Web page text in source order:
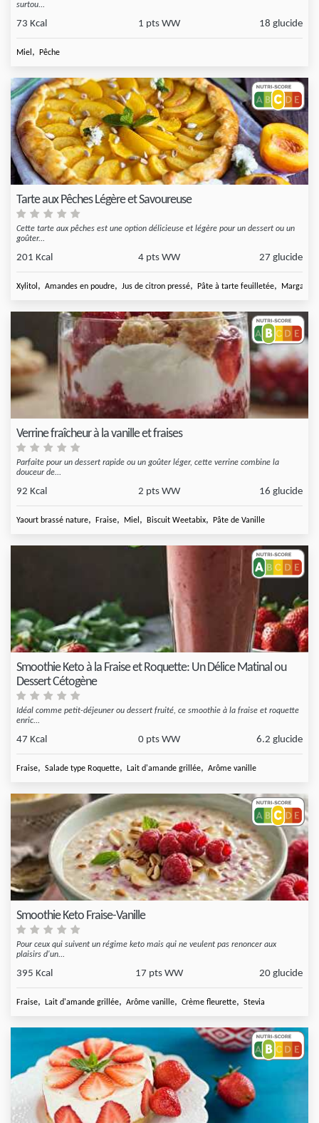
surtou...
73 Kcal 1 pts WW 18 glucide
Miel , Pêche
Tarte aux Pêches Légère et Savoureuse
Cette tarte aux pêches est une option délicieuse et légère pour un dessert ou un
goûter...
201 Kcal 4 pts WW 27 glucide
Xylitol , Amandes en poudre, Jus de citron pressé, Pâte à tarte feuilletée,
Verrine fraîcheur à la vanille et fraises
Parfaite pour un dessert rapide ou un goûter léger, cette verrine combine la
douceur de...
92 Kcal 2 pts WW 16 glucide
Yaourt brassé nature, Fraise, Miel , Biscuit Weetabix, Pâte de Vanille
Smoothie Keto à la Fraise et Roquette: Un Délice Matinal ou
Dessert Cétogène
Idéal comme petit-déjeuner ou dessert fruité, ce smoothie à la fraise et roquette
enric...
47 Kcal 0 pts WW 6.2 glucide
Fraise, Salade type Roquette, Lait d'amande grillée, Arôme vanille
Smoothie Keto Fraise-Vanille
Pour ceux qui suivent un régime keto mais qui ne veulent pas renoncer aux
plaisirs d'un...
395 Kcal 17 pts WW 20 glucide
Fraise, Lait d'amande grillée, Arôme vanille, Crème fleurette, Stevia